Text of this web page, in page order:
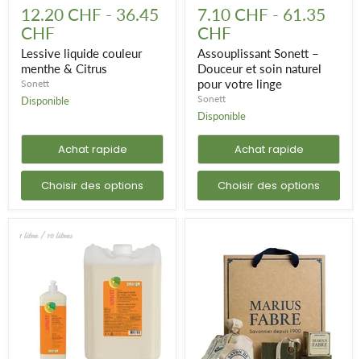
liquide
couleur
menthe
&
Citrus
12.20 CHF - 36.45
CHF
Lessive liquide couleur
menthe & Citrus
Sonett
Disponible
Achat rapide
Choisir des options
Sonett
–
Douceur
et
soin
naturel
pour
votre
linge
7.10 CHF - 61.35
CHF
Assouplissant Sonett –
Douceur et soin naturel
pour votre linge
Sonett
Disponible
Achat rapide
Choisir des options